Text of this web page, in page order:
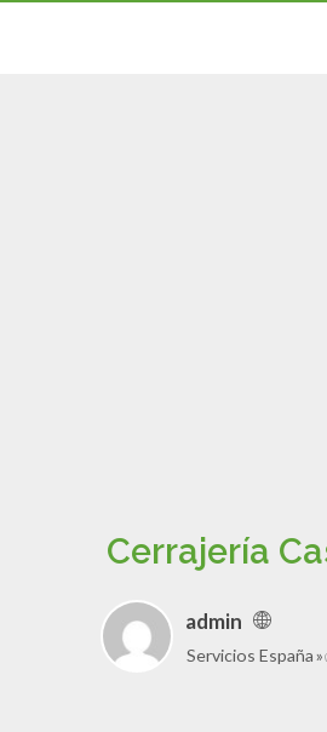
Cerrajería
admin
Servicios España